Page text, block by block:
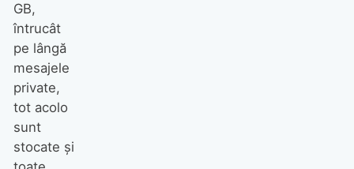
GB,
întrucât
pe lângă
mesajele
private,
tot acolo
sunt
stocate și